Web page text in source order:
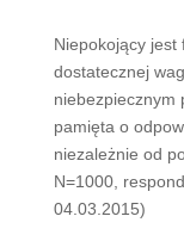
Niepokojący jest
dostatecznej
niebezpiecznym
pamięta o
niezależnie od
N=1000,
04.03.2015)